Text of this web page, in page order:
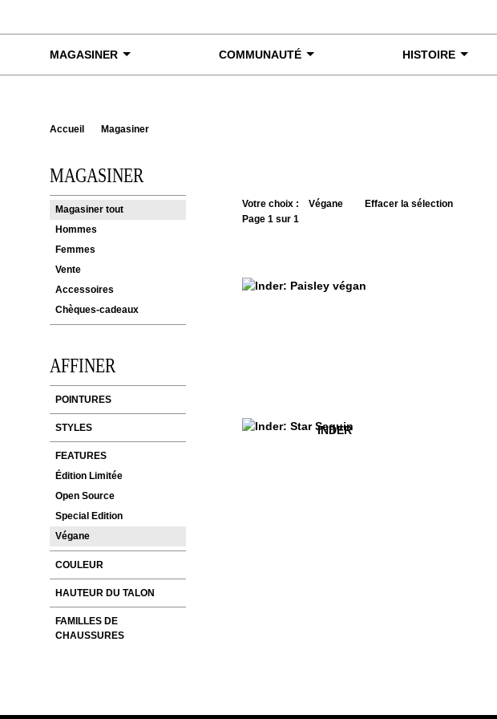
MAGASINER COMMUNAUTÉ HISTOIRE
Accueil Magasiner
MAGASINER
Magasiner tout
Hommes
Femmes
Vente
Accessoires
Chèques-cadeaux
AFFINER
POINTURES
STYLES
FEATURES
Édition Limitée
Open Source
Special Edition
Végane
COULEUR
HAUTEUR DU TALON
FAMILLES DE
CHAUSSURES
Votre choix : Végane
Effacer la sélection
Page 1 sur 1
Inder
$349 INDER